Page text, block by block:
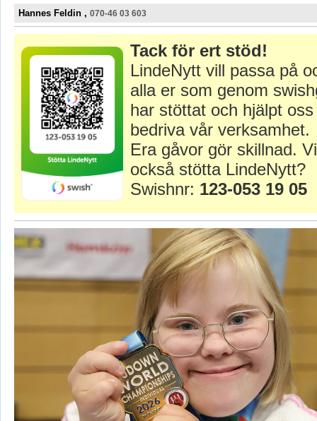
Hannes Feldin , 070-46 03 603
Tack för ert stöd!
LindeNytt vill passa på
alla er som genom
har stöttat och hjälpt
bedriva vår verksamhet.
Era gåvor gör skillnad.
också stötta LindeNytt?
Swishnr: 123-053 19 05